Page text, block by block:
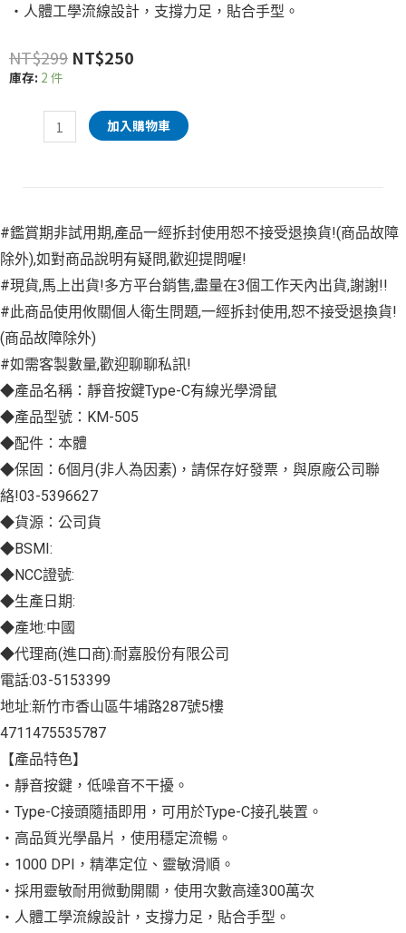
‧人體工學流線設計，支撐力足，貼合手型。
NT$299 NT$250
庫存: 2 件
加入購物車
#鑑賞期非試用期,產品一經拆封使用恕不接受退換貨!(商品故障
除外),如對商品說明有疑問,歡迎提問喔!
#現貨,馬上出貨!多方平台銷售,盡量在3個工作天內出貨,謝謝!!
#此商品使用攸關個人衛生問題,一經拆封使用,恕不接受退換貨!
(商品故障除外)
#如需客製數量,歡迎聊聊私訊!
◆產品名稱：靜音按鍵Type-C有線光學滑鼠
◆產品型號：KM-505
◆配件：本體
◆保固：6個月(非人為因素)，請保存好發票，與原廠公司聯
絡!03-5396627
◆貨源：公司貨
◆BSMI:
◆NCC證號:
◆生產日期:
◆產地:中國
◆代理商(進口商):耐嘉股份有限公司
電話:03-5153399
地址:新竹市香山區牛埔路287號5樓
4711475535787
【產品特色】
‧靜音按鍵，低噪音不干擾。
‧Type-C接頭隨插即用，可用於Type-C接孔裝置。
‧高品質光學晶片，使用穩定流暢。
‧1000 DPI，精準定位、靈敏滑順。
‧採用靈敏耐用微動開關，使用次數高達300萬次
‧人體工學流線設計，支撐力足，貼合手型。